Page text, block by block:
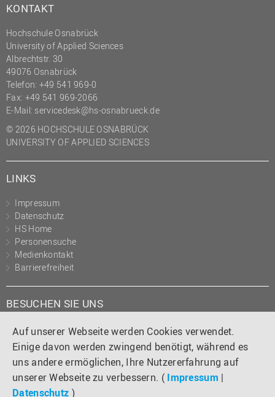
Auf unserer Webseite werden Cookies verwendet.
Einige davon werden zwingend benötigt, während es
uns andere ermöglichen, Ihre Nutzererfahrung auf
unserer Webseite zu verbessern. ( Impressum |
Datenschutz )
KONTAKT
Hochschule Osnabrück
University of Applied Sciences
Albrechtstr. 30
49076 Osnabrück
Telefon: +49 541 969-0
Fax: +49 541 969-2066
E-Mail: servicedesk@hs-osnabrueck.de
© 2026 HOCHSCHULE OSNABRÜCK
UNIVERSITY OF APPLIED SCIENCES
LINKS
Impressum
Datenschutz
HS Home
Personensuche
Medienkontakt
Barrierefreiheit
BESUCHEN SIE UNS
Instagram
TiktokLinkedIn
YouTube
Facebook